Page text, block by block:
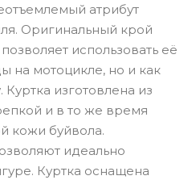
атрибут
Оригинальный крой
использовать её
на мотоцикле, но и как
изготовлена из
и в то же время
кожи буйвола.
идеально
Куртка оснащена